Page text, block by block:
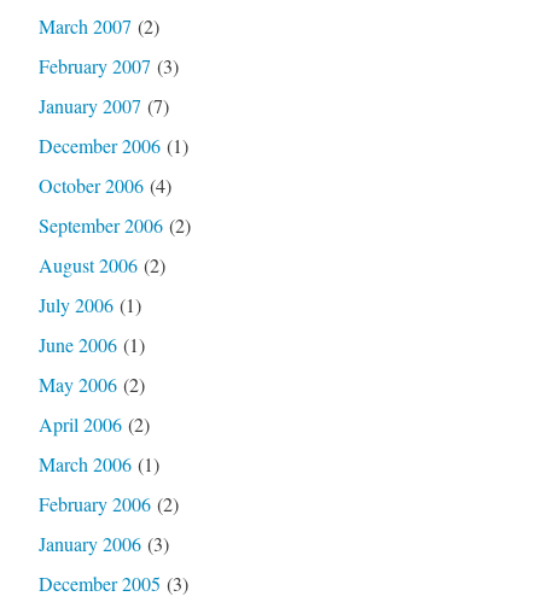
March 2007 (2)
February 2007 (3)
January 2007 (7)
December 2006(1)
October 2006(4)
September 2006(2)
August 2006(2)
July 2006(1)
June 2006(1)
May 2006(2)
April 2006(2)
March 2006(1)
February 2006(2)
January 2006(3)
December 2005 (3)